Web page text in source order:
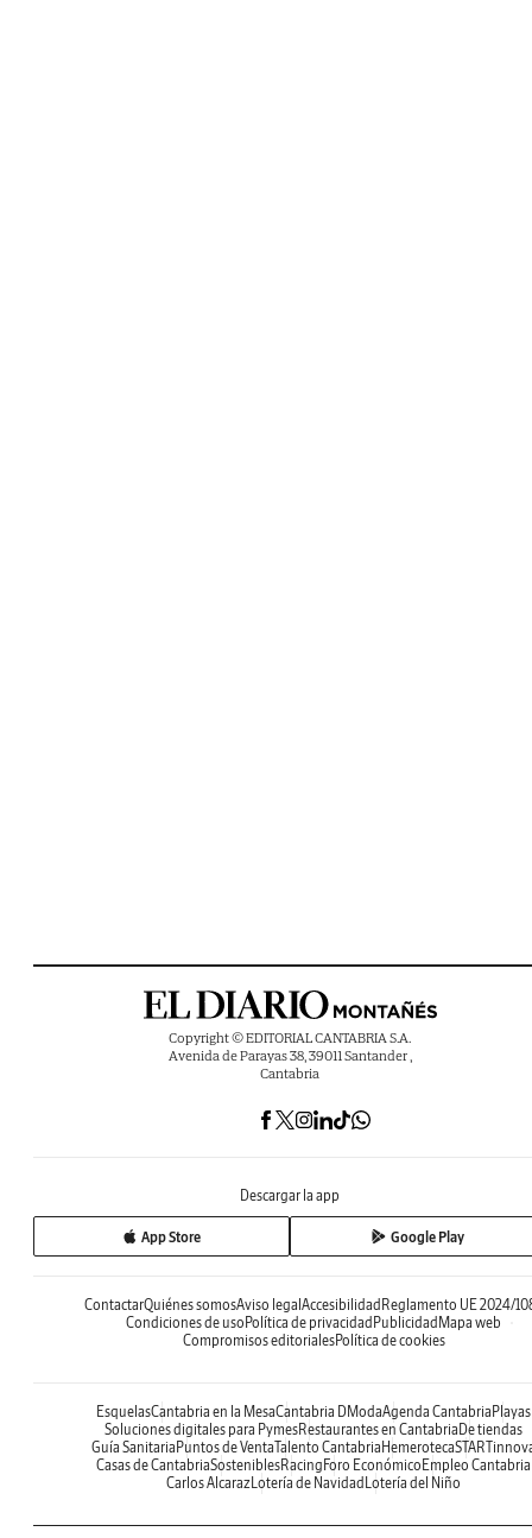
Copyright © EDITORIAL CANTABRIA S.A.
Avenida de Parayas 38, 39011 Santander ,
Cantabria
Descargar la app
App Store Google Play
ContactarQuiénes somosAviso legal Accesibilidad Reglamento UE 2024/
Condiciones de uso Política de privacidad Publicidad Mapa web
Compromisos editorialesPolítica de cookies
EsquelasCantabria en la MesaCantabria DModaAgenda Cantabria Playas
Soluciones digitales para PymesRestaurantes en Cantabria De tiendas
Guía Sanitaria Puntos de VentaTalento Cantabria Hemeroteca
Casas de CantabriaSosteniblesRacing Foro Económico Empleo Cantabria
Carlos AlcarazLotería de Navidad Lotería del Niño